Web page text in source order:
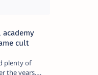
cult
plenty of
the years,